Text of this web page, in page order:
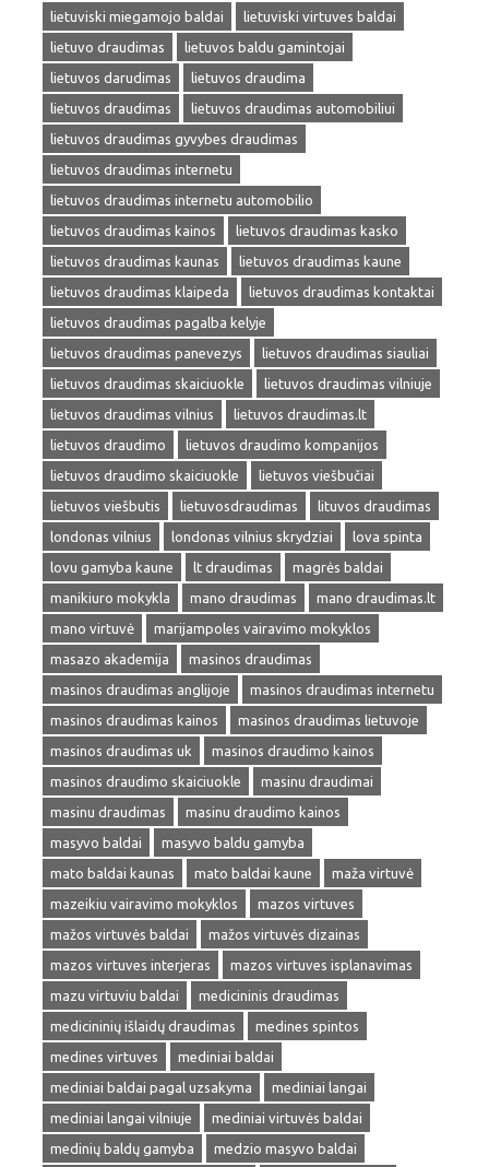
lietuviski miegamojo baldai
lietuviski virtuves baldai
lietuvo draudimas
lietuvos baldu gamintojai
lietuvos darudimas
lietuvos draudima
lietuvos draudimas
lietuvos draudimas automobiliui
lietuvos draudimas gyvybes draudimas
lietuvos draudimas internetu
lietuvos draudimas internetu automobilio
lietuvos draudimas kainos
lietuvos draudimas kasko
lietuvos draudimas kaunas
lietuvos draudimas kaune
lietuvos draudimas klaipeda
lietuvos draudimas kontaktai
lietuvos draudimas pagalba kelyje
lietuvos draudimas panevezys
lietuvos draudimas siauliai
lietuvos draudimas skaiciuokle
lietuvos draudimas vilniuje
lietuvos draudimas vilnius
lietuvos draudimas.lt
lietuvos draudimo
lietuvos draudimo kompanijos
lietuvos draudimo skaiciuokle
lietuvos viešbučiai
lietuvos viešbutis
lietuvosdraudimas
lituvos draudimas
londonas vilnius
londonas vilnius skrydziai
lova spinta
lovu gamyba kaune
lt draudimas
magrės baldai
manikiuro mokykla
mano draudimas
mano draudimas.lt
mano virtuvė
marijampoles vairavimo mokyklos
masazo akademija
masinos draudimas
masinos draudimas anglijoje
masinos draudimas internetu
masinos draudimas kainos
masinos draudimas lietuvoje
masinos draudimas uk
masinos draudimo kainos
masinos draudimo skaiciuokle
masinu draudimai
masinu draudimas
masinu draudimo kainos
masyvo baldai
masyvo baldu gamyba
mato baldai kaunas
mato baldai kaune
maža virtuvė
mazeikiu vairavimo mokyklos
mazos virtuves
mažos virtuvės baldai
mažos virtuvės dizainas
mazos virtuves interjeras
mazos virtuves isplanavimas
mazu virtuviu baldai
medicininis draudimas
medicininių išlaidų draudimas
medines spintos
medines virtuves
mediniai baldai
mediniai baldai pagal uzsakyma
mediniai langai
mediniai langai vilniuje
mediniai virtuvės baldai
medinių baldų gamyba
medzio masyvo baldai